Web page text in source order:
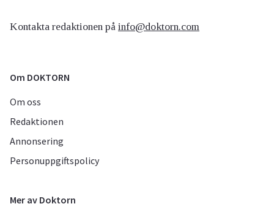
Kontakta redaktionen på info@doktorn.com
Om DOKTORN
Om oss
Redaktionen
Annonsering
Personuppgiftspolicy
Mer av Doktorn